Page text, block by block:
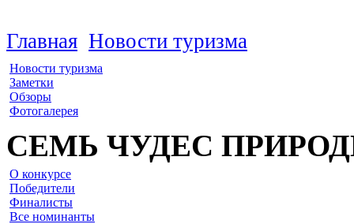
Главная Новости туризма
Новости туризма
Заметки
Обзоры
Фотогалерея
СЕМЬ ЧУДЕС
О конкурсе
Победители
Финалисты
Все номинанты